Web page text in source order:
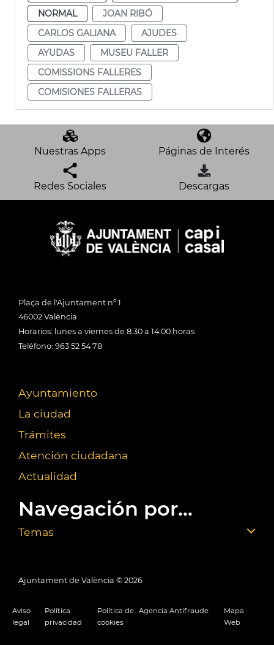
NORMAL
JOAN RIBÓ
CARLOS GALIANA
AJUDES
AYUDAS
MUSEU FALLER
COMISSIONS FALLERES
COMISIONES FALLERAS
Nuestras Apps Páginas de Interés
Redes Sociales Descargas
Plaça de l'Ajuntament nº 1
46002 València
Horarios: lunes a viernes de 8:30 a 14:00 horas
Teléfono: 963 52 54 78
Ayuntamiento
La ciudad
Trámites
Atención ciudadana
Actualidad
Navegación por...
Temas
Ajuntament de València © 2026
Aviso
legal
Política
privacidad
Política de
cookies
Agencia Antifraude
Mapa
Web